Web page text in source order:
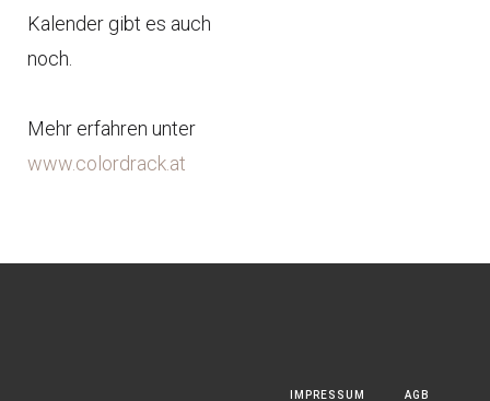
Kalender gibt es auch
noch.
Mehr erfahren unter
www.colordrack.at
IMPRESSUM AGB